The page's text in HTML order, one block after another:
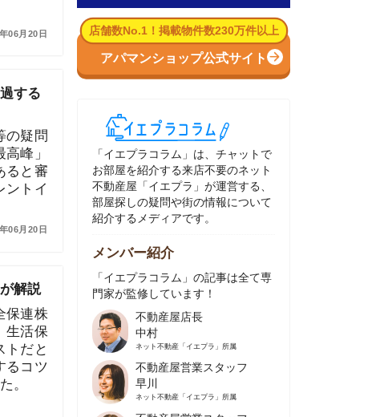
アパマンショップ公式サイト
「イエプラコラム」は、チャットで
お部屋を紹介する来店不要のネット
不動産屋「イエプラ」が運営する、
部屋探しの疑問や街の情報について
紹介するメディアです。
メンバー紹介
「イエプラコラム」の記事は全て専
門家が監修しています！
「イエプラ」所属
不動産屋営業スタッフ
ネット不動産 「イエプラ」所属
不動産屋営業スタッフ
村野
ネット不動産 「イエプラ」所属
不動産屋宅地建物取引士
「イエプラ」所属